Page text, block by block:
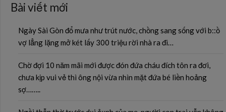
Bài viết mới
Ngày Sài Gòn đổ mưa như trút nước, chồng sang sống với b::ồ
vợ lẳng lặng mở két lấy 300 triệu rời nhà ra đi…
Chờ đợi 10 năm mãi mới được đón đứa cháu đích tôn ra đơi,
chưa kịp vui vẻ thì ông nội vừa nhìn mặt đứa bé liền hoảng
sợ……..